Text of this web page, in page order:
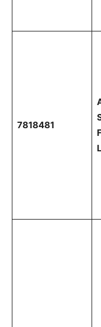
7818481